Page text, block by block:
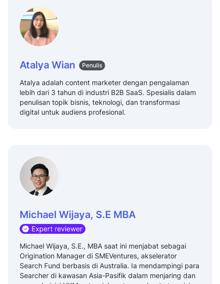
Atalya Wian Penulis
Atalya adalah content marketer dengan pengalaman
lebih dari 3 tahun di industri B2B SaaS. Spesialis dalam
penulisan topik bisnis, teknologi, dan transformasi
digital untuk audiens profesional.
Michael Wijaya, S.E MBA
Michael Wijaya, S.E., MBA saat ini menjabat sebagai
Origination Manager di SMEVentures, akselerator
Search Fund berbasis di Australia. Ia mendampingi para
Searcher di kawasan Asia-Pasifik dalam menjaring dan